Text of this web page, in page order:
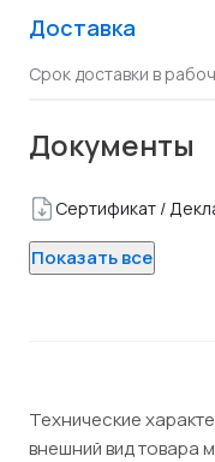
Доставка
Срок доставки в
Документы
Сертификат /
Показать все
Технические
внешний вид товара